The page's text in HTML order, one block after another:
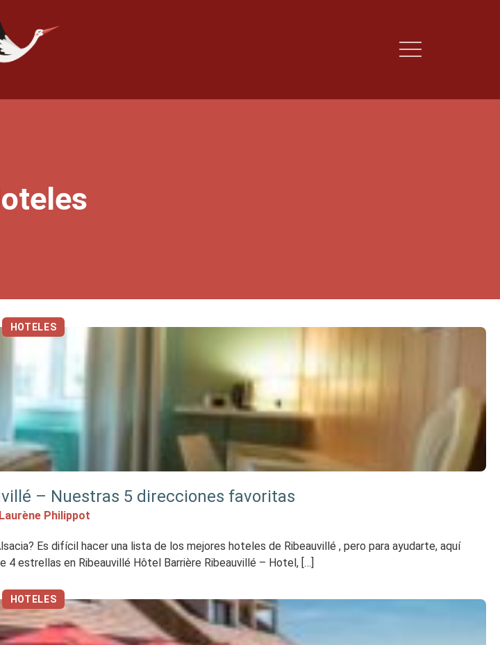
HOTELES
– Nuestras 5 direcciones favoritas
Philippot
Es difícil hacer una lista de los mejores hoteles de Ribeauvillé , pero para ayudarte, aquí
estrellas en Ribeauvillé Hôtel Barrière Ribeauvillé – Hotel, […]
HOTELES